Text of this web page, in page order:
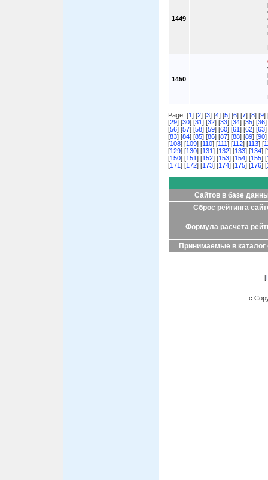
1449
1450
Page: [1] [2] [3] [4] [5] [6] [7] [8] [9]
[29] [30] [31] [32] [33] [34] [35] [36]
[56] [57] [58] [59] [60] [61] [62] [63]
[83] [84] [85] [86] [87] [88] [89] [90]
[108] [109] [110] [111] [112] [113] [
[129] [130] [131] [132] [133] [134] [
[150] [151] [152] [153] [154] [155] [
[171] [172] [173] [174] [175] [176] [
Сайтов в базе
Сброс рейтинга
Формула расчета
Принимаемые в каталог
[
c